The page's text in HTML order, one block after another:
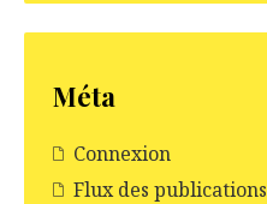
Méta
Connexion
Flux des publications